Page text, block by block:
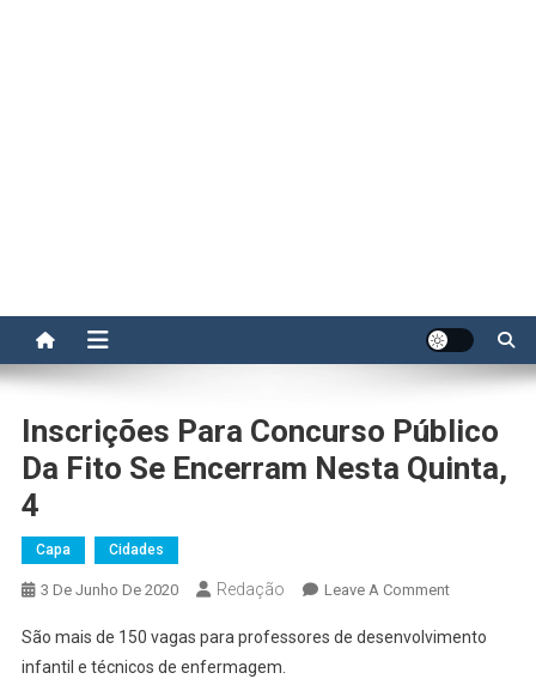
Inscrições Para Concurso Público
Da Fito Se Encerram Nesta Quinta,
4
Capa Cidades
3 De Junho De 2020 Redação Leave A CommentOn
Para
São mais de 150 vagas para professores de desenvolvimento
infantil e técnicos de enfermagem.